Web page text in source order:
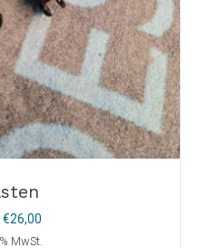
€26,00Preisspanne:
MwSt.